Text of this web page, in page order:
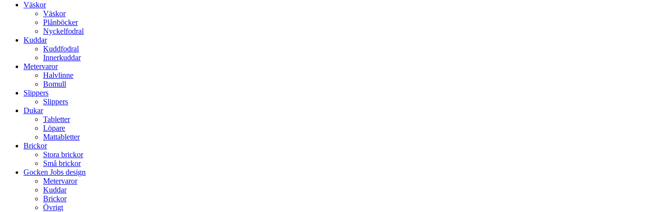
Väskor
Väskor
Plånböcker
Nyckelfodral
Kuddar
Kuddfodral
Innerkuddar
Metervaror
Halvlinne
Bomull
Slippers
Slippers
Dukar
Tabletter
Löpare
Mattabletter
Brickor
Stora brickor
Små brickor
Gocken Jobs design
Metervaror
Kuddar
Brickor
Övrigt